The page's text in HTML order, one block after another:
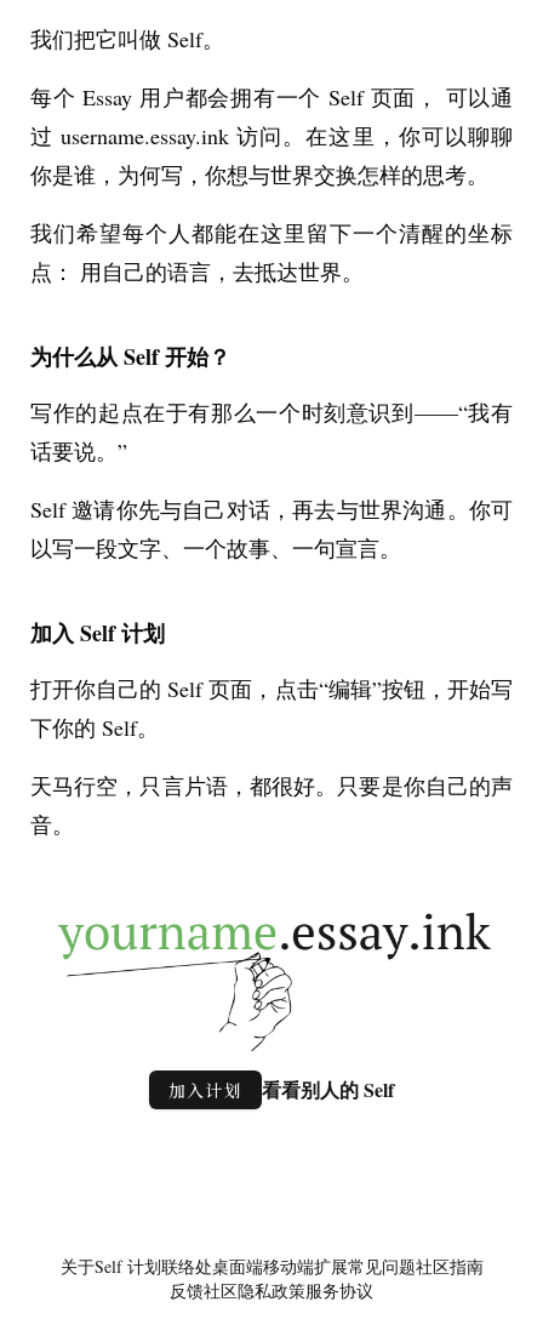
我们把它叫做 Self。
每个 Essay 用户都会拥有一个 Self 页面， 可以通
过 username.essay.ink 访问。在这里，你可以聊聊
你是谁，为何写，你想与世界交换怎样的思考。
我们希望每个人都能在这里留下一个清醒的坐标
点： 用自己的语言，去抵达世界。
为什么从 Self 开始？
写作的起点在于有那么一个时刻意识到——“我有
话要说。”
Self 邀请你先与自己对话，再去与世界沟通。你可
以写一段文字、一个故事、一句宣言。
加入 Self 计划
打开你自己的 Self 页面，点击“编辑”按钮，开始写
下你的 Self。
天马行空，只言片语，都很好。只要是你自己的声
音。
加入计划 看看别人的 Self
关于Self 计划联络处桌面端移动端扩展常见问题社区指南
反馈社区隐私政策服务协议